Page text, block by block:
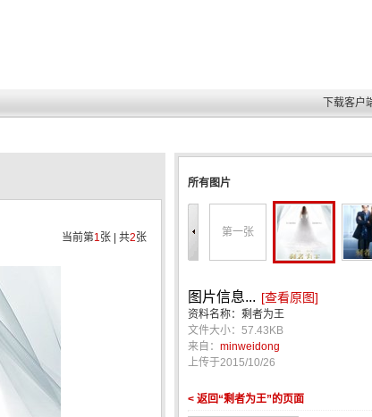
下载客户
当前第1张 | 共2张
所有图片
第一张
图片信息... [查看原图]
资料名称：剩者为王
文件大小：57.43KB
来自： minweidong
上传于2015/10/26
< 返回“剩者为王”的页面